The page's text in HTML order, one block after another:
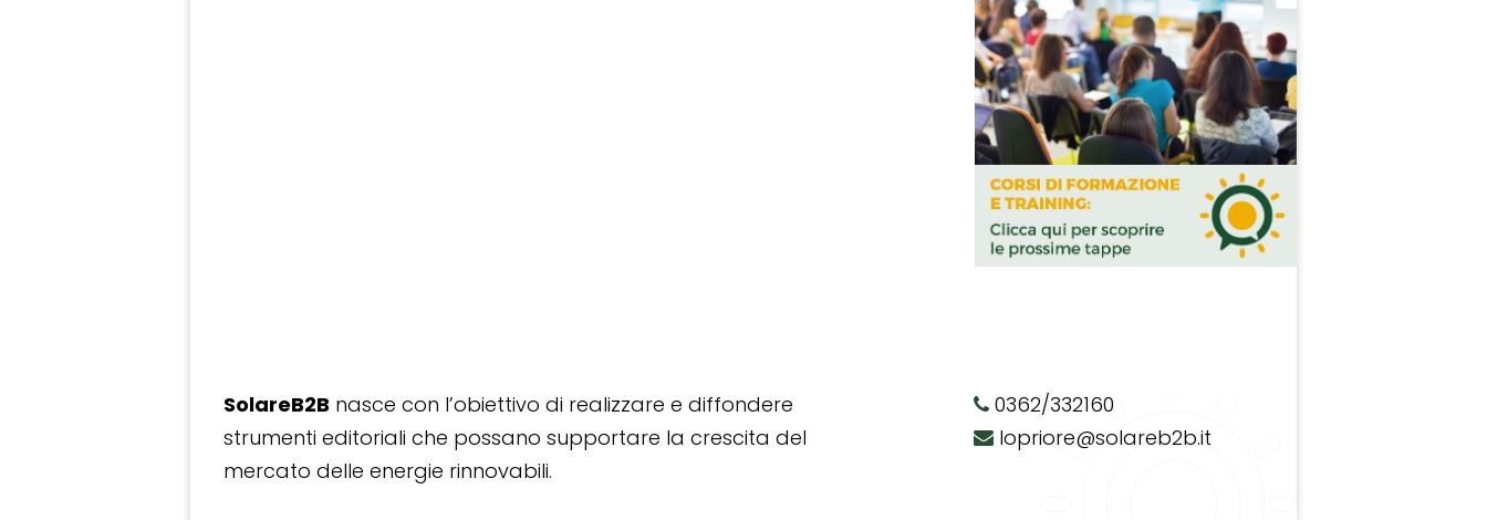
SolareB2B nasce con l’obiettivo di realizzare e diffondere
strumenti editoriali che possano supportare la crescita del
mercato delle energie rinnovabili.
0362/332160
lopriore@solareb2b.it